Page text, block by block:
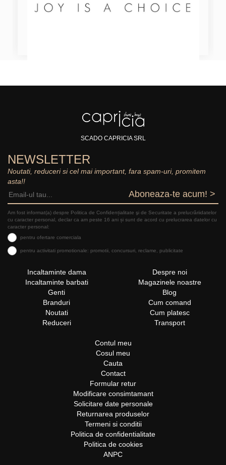
SCADO CAPRICIA SRL
NEWSLETTER
Noutati, reduceri si cel mai important, fara spam-uri, promitem
asta!!
Aboneaza-te acum! >
Am fost informat(a) despre Politica de Confidențialitate şi de Securitate a prelucrăriidatelor
cu caracter personal, declar ca am peste 16 ani și sunt de acord cu prelucrarea datelor cu
caracter personal:
pentru ofertare comerciala
pentru activitati promotionale: promotii, concursuri, reclame, publicitate
Incaltaminte dama
Incaltaminte barbati
Genti
Branduri
Noutati
Reduceri
Despre noi
Magazinele noastre
Blog
Cum comand
Cum platesc
Transport
Contul meu
Cosul meu
Cauta
Contact
Formular retur
Modificare consimtamant
Solicitare date personale
Returnarea produselor
Termeni si conditii
Politica de confidentialitate
Politica de cookies
ANPC